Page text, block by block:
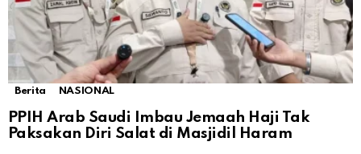
Berita NASIONAL
PPIH Arab Saudi Imbau Jemaah Haji Tak
Paksakan Diri Salat di Masjidil Haram